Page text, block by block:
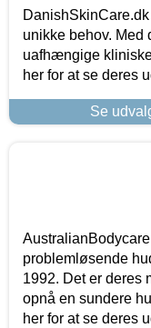
unikke behov. Med
uafhængige
her for at se deres
Se
problemløsende
1992. Det er deres
opnå en sundere
her for at se deres